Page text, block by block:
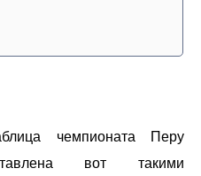
чемпионата Перу
вот такими